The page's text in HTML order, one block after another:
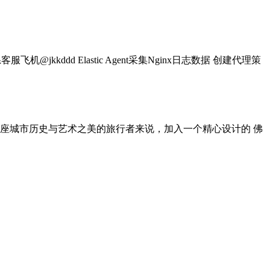
飞机@jkkddd Elastic Agent采集Nginx日志数据 创建代理策
城市历史与艺术之美的旅行者来说，加入一个精心设计的 佛